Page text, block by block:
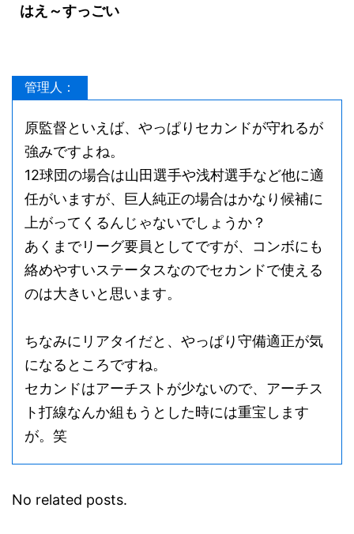
>>579
管理人：
原監督といえば、やっぱりセカンドが守れるが
強みですよね。
12球団の場合は山田選手や浅村選手など他に適
任がいますが、巨人純正の場合はかなり候補に
上がってくるんじゃないでしょうか？
あくまでリーグ要員としてですが、コンボにも
絡めやすいステータスなのでセカンドで使える
ちなみにリアタイだと、やっぱり守備適正が気
になるところですね。
セカンドはアーチストが少ないので、アーチス
ト打線なんか組もうとした時には重宝します